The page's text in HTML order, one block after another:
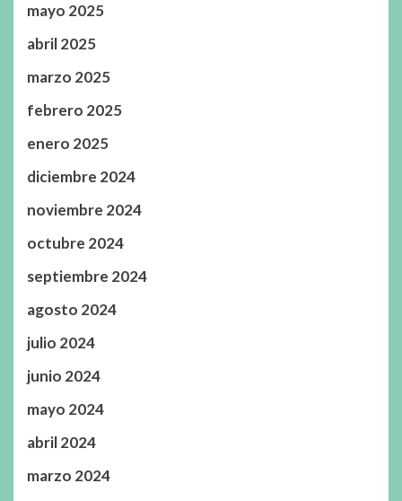
mayo 2025
abril 2025
marzo 2025
febrero 2025
enero 2025
diciembre 2024
noviembre 2024
octubre 2024
septiembre 2024
agosto 2024
julio 2024
junio 2024
mayo 2024
abril 2024
marzo 2024